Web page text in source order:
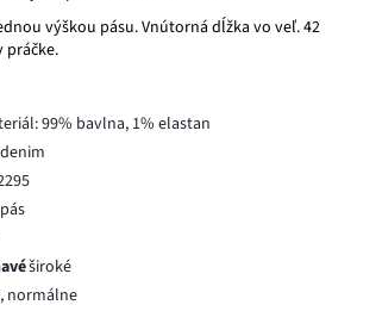
výškou pásu. Vnútorná dĺžka vo veľ. 42
práčke.
99% bavlna, 1% elastan
široké
normálne